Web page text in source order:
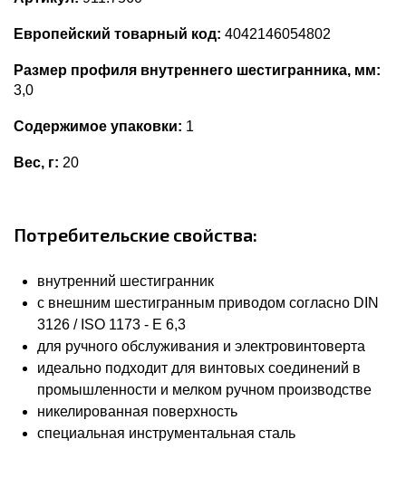
Европейский товарный код: 4042146054802
Размер профиля внутреннего шестигранника, мм:
3,0
Содержимое упаковки: 1
Вес, г: 20
Потребительские свойства:
внутренний шестигранник
с внешним шестигранным приводом согласно DIN
3126 / ISO 1173 - E 6,3
для ручного обслуживания и электровинтоверта
идеально подходит для винтовых соединений в
промышленности и мелком ручном производстве
никелированная поверхность
специальная инструментальная сталь